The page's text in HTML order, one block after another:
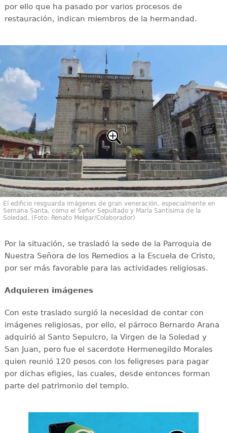
por ello que ha pasado por varios procesos de
restauración, indican miembros de la hermandad.
El edificio resguarda imágenes de gran veneración, especialmente en
Semana Santa, como el Señor Sepultado y María Santísima de la
Soledad. (Foto: Renato Melgar/Colaborador)
Por la situación, se trasladó la sede de la Parroquia de
Nuestra Señora de los Remedios a la Escuela de Cristo,
por ser más favorable para las actividades religiosas.
Adquieren imágenes
Con este traslado surgió la necesidad de contar con
imágenes religiosas, por ello, el párroco Bernardo Arana
adquirió al Santo Sepulcro, la Virgen de la Soledad y
San Juan, pero fue el sacerdote Hermenegildo Morales
quien reunió 120 pesos con los feligreses para pagar
por dichas efigies, las cuales, desde entonces forman
parte del patrimonio del templo.